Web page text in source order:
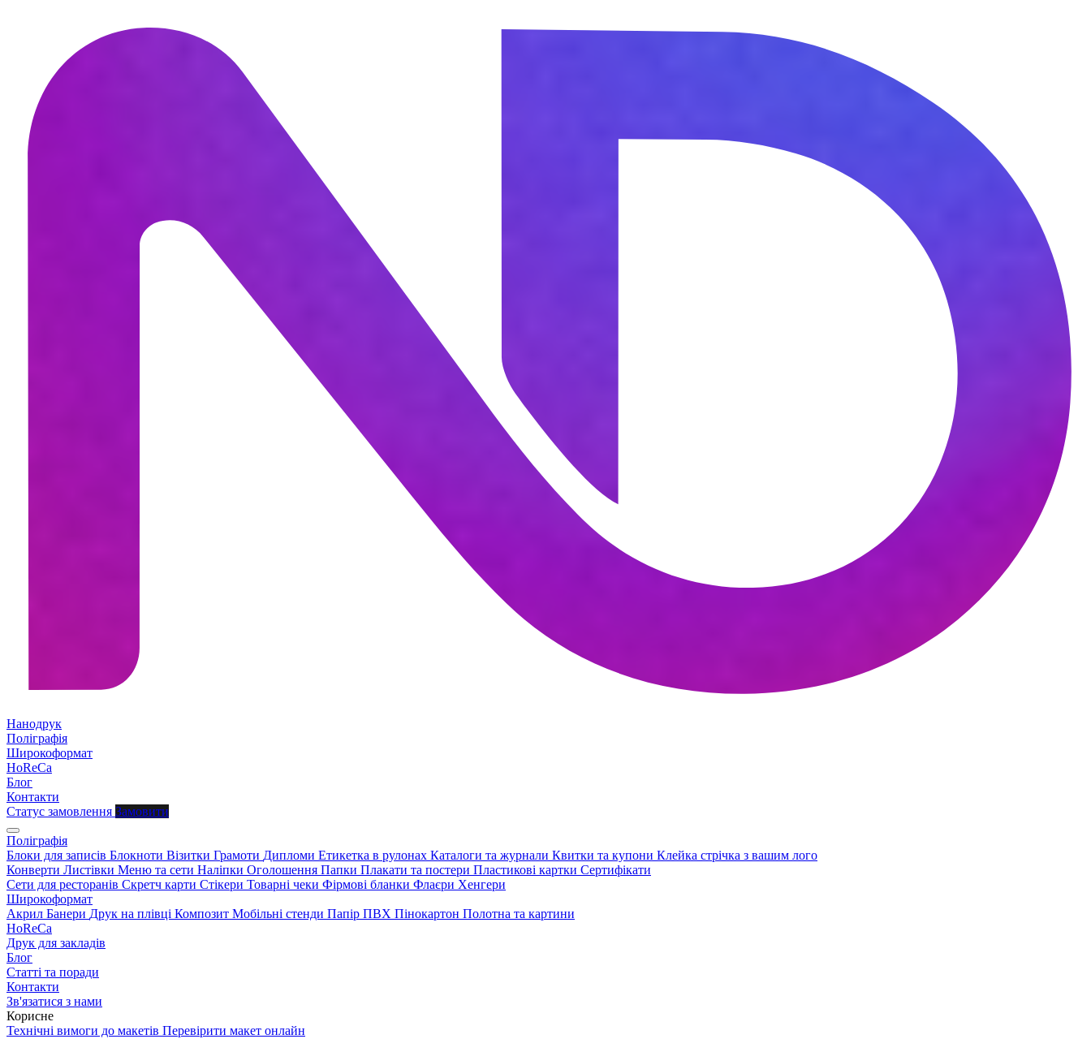
Нанодрук
Поліграфія
Широкоформат
HoReCa
Блог
Контакти
Статус замовлення Замовити
Поліграфія
Блоки для записів Блокноти Візитки Грамоти Дипломи Етикетка в рулонах Каталоги та журнали Квитки та купони Клейка стрічка з вашим лого
Конверти Листівки Меню та сети Наліпки Оголошення Папки Плакати та постери Пластикові картки Сертифікати
Сети для ресторанів Скретч карти Стікери Товарні чеки Фірмові бланки Флаєри Хенгери
Широкоформат
Акрил Банери Друк на плівці Композит Мобільні стенди Папір ПВХ Пінокартон Полотна та картини
HoReCa
Друк для закладів
Блог
Статті та поради
Контакти
Зв'язатися з нами
Корисне
Технічні вимоги до макетів Перевірити макет онлайн